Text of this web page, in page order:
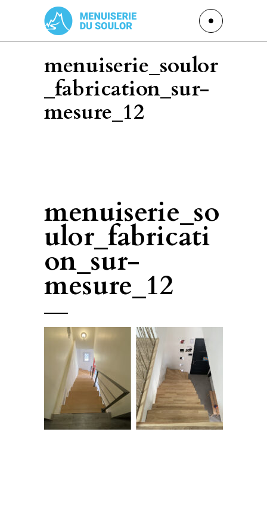
menuiserie_soulor
_fabrication_sur-
mesure_12
menuiserie_so
ulor_fabricati
on_sur-
mesure_12